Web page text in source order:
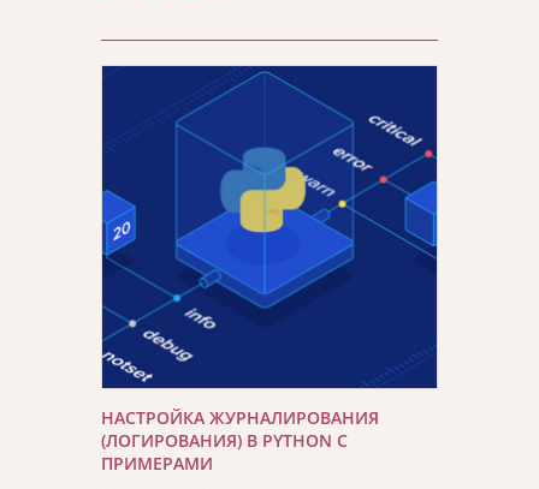
НАСТРОЙКА ЖУРНАЛИРОВАНИЯ
(ЛОГИРОВАНИЯ) В PYTHON С
ПРИМЕРАМИ